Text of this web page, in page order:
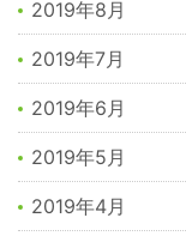
2019年8月
2019年7月
2019年6月
2019年5月
2019年4月